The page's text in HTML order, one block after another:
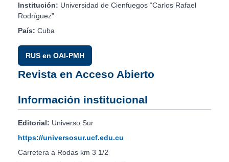
Institución: Universidad de Cienfuegos “Carlos Rafael
Rodríguez”
País: Cuba
RUS en OAI-PMH
Revista en Acceso Abierto
Información institucional
Editorial: Universo Sur
https://universosur.ucf.edu.cu
Carretera a Rodas km 3 1/2